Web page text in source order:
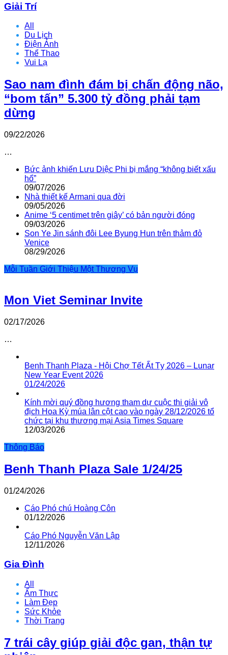
Giải Trí
All
Du Lịch
Điện Ảnh
Thể Thao
Vui Lạ
Sao nam đình đám bị chấn động não,
“bom tấn” 5.300 tỷ đồng phải tạm
dừng
09/22/2026
…
Bức ảnh khiến Lưu Diệc Phi bị mắng “không biết xấu
hổ”
09/07/2026
Nhà thiết kế Armani qua đời
09/05/2026
Anime ‘5 centimet trên giây’ có bản người đóng
09/03/2026
Son Ye Jin sánh đôi Lee Byung Hun trên thảm đỏ
Venice
08/29/2026
Mỗi Tuần Giới Thiệu Một Thương Vụ
Mon Viet Seminar Invite
02/17/2026
…
Benh Thanh Plaza - Hội Chợ Tết Ất Tỵ 2026 – Lunar
New Year Event 2026
01/24/2026
Kính mời quý đồng hương tham dự cuộc thi giải vô
địch Hoa Kỳ múa lân cột cao vào ngày 28/12/2026 tổ
chức tại khu thương mại Asia Times Square
12/03/2026
Thông Báo
Benh Thanh Plaza Sale 1/24/25
01/24/2026
Cáo Phó chú Hoàng Côn
01/12/2026
Cáo Phó Nguyễn Văn Lập
12/11/2026
Gia Đình
All
Ẩm Thực
Làm Đẹp
Sức Khỏe
Thời Trang
7 trái cây giúp giải độc gan, thận tự